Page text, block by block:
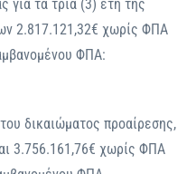
για τα τρία (3) έτη της
2.817.121,32€ χωρίς ΦΠΑ
ΦΠΑ:
δικαιώματος προαίρεσης,
3.756.161,76€ χωρίς ΦΠΑ